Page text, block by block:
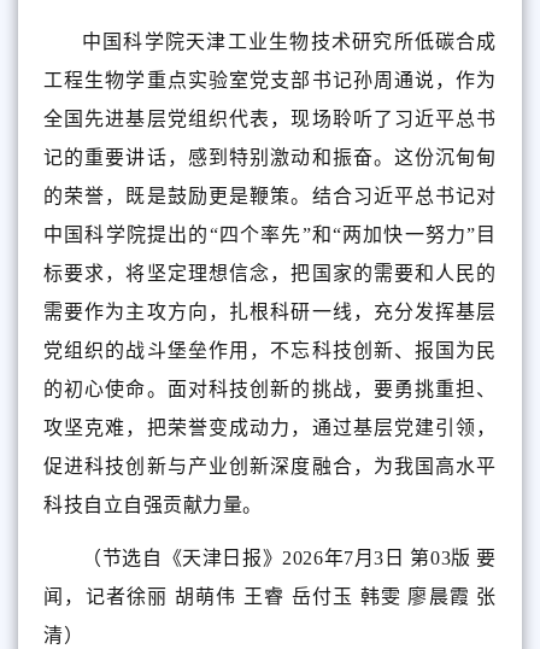
中国科学院天津工业生物技术研究所低碳合成
工程生物学重点实验室党支部书记孙周通说，作为
全国先进基层党组织代表，现场聆听了习近平总书
记的重要讲话，感到特别激动和振奋。这份沉甸甸
的荣誉，既是鼓励更是鞭策。结合习近平总书记对
中国科学院提出的“四个率先”和“两加快一努力”目
标要求，将坚定理想信念，把国家的需要和人民的
需要作为主攻方向，扎根科研一线，充分发挥基层
党组织的战斗堡垒作用，不忘科技创新、报国为民
的初心使命。面对科技创新的挑战，要勇挑重担、
攻坚克难，把荣誉变成动力，通过基层党建引领，
促进科技创新与产业创新深度融合，为我国高水平
科技自立自强贡献力量。
（节选自《天津日报》2026年7月3日 第03版 要
闻，记者徐丽 胡萌伟 王睿 岳付玉 韩雯 廖晨霞 张
清）